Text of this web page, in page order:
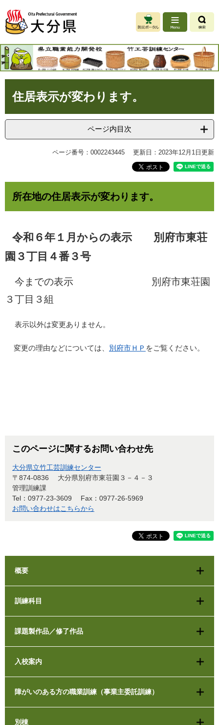
ジ
先
頭
で
ュ
を
飛
ば
へ
.
住居表示が変わります。
ページ内目次
ページ番号：0002243445 更新日：2023年12月1日更新
所在地の住居表示が変わります。
令和６年１月からの表示 別府市東荘
園３丁目４番３号
今までの表示 別府市東荘園
３丁目３組
表示以外は変更ありません。
変更の理由などについては、 別府市ＨＰ をご覧ください。
このページに関するお問い合わせ先
大分県立竹工芸訓練センター
〒874-0836
大分県別府市東荘園３－４－３
管理訓練課
Tel：0977-23-3609
Fax：0977-26-5969
お問い合わせはこちらから
概要
訓練科目
課題製作品／修了作品
入校案内
障がいのある方の職業訓練（事業主委託訓練）
別棟